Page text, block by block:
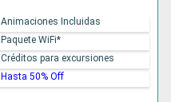
Animaciones Incluidas
Paquete WiFi*
Créditos para excursiones
Hasta 50% Off